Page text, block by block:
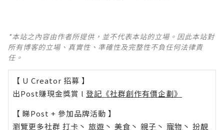
*本站之內容由作者所提供，並不代表本站的立場。因此本站對
所有博客的立場、真實性、準確性及完整性不負任何法律責
任。
【 U Creator 招募 】
出Post賺現金獎賞 l 登記《社群創作有價企劃》
【 睇Post + 參加品牌活動 】
瀏覽更多社群 打卡 丶 旅遊 丶 美食 丶 親子 丶 寵物 丶 扮靚